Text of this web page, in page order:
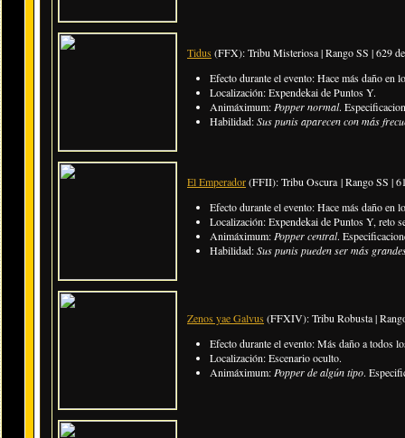
Tidus (FFX): Tribu Misteriosa | Rango SS | 629
Efecto durante el evento: Hace más daño en
Localización:Expendekai de Puntos Y.
Animáximum: Popper normal.
Habilidad:Sus punis aparecen con más
El Emperador(FFII): Tribu Oscura | Rango SS |
Efecto durante el evento:Hace más daño en
Localización: Expendekai de Puntos Y, reto
Animáximum: Popper central.
Habilidad:Sus punis pueden ser más
Zenos yae Galvus (FFXIV): Tribu Robusta |
Efecto durante el evento:Más daño a todos
Localización: Escenario oculto.
Animáximum: Popper de algún tipo.